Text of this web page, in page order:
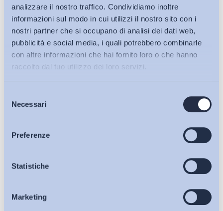
Bollettini ADAPT
Articoli
Osservatori
Eventi
analizzare il nostro traffico. Condividiamo inoltre
informazioni sul modo in cui utilizzi il nostro sito con i
nostri partner che si occupano di analisi dei dati web,
pubblicità e social media, i quali potrebbero combinarle
con altre informazioni che hai fornito loro o che hanno
raccolto dal tuo utilizzo dei loro servizi.
delNecessari
Preferenze
Statistiche
Marketing
Ho letto e Accetto il trattamento dei dati personali descritti